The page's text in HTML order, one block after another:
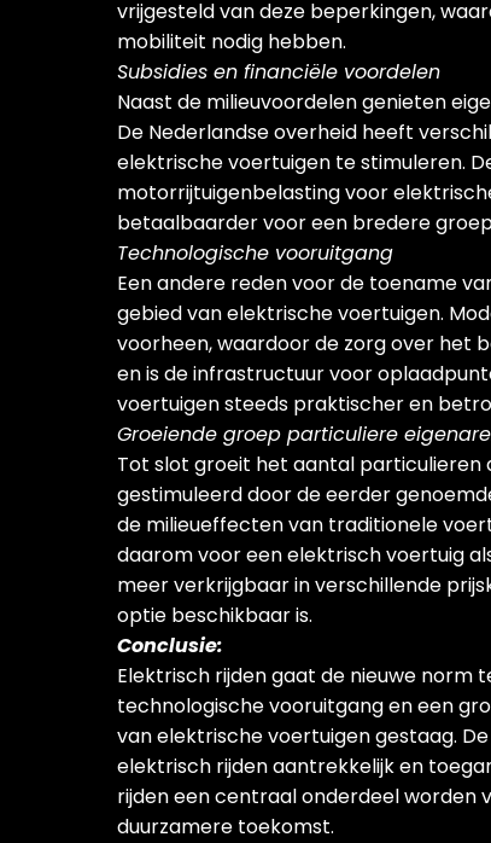
vrijgesteld van deze beperkingen,
mobiliteit nodig hebben.
Subsidies en financiële voordelen
Naast de milieuvoordelen genieten
De Nederlandse overheid heeft
elektrische voertuigen te stimuleren.
motorrijtuigenbelasting voor
betaalbaarder voor een bredere
Technologische vooruitgang
Een andere reden voor de toename
gebied van elektrische voertuigen.
voorheen, waardoor de zorg over het
en is de infrastructuur voor
voertuigen steeds praktischer en
Groeiende groep particuliere
Tot slot groeit het aantal
gestimuleerd door de eerder
de milieueffecten van traditionele
daarom voor een elektrisch voertuig
meer verkrijgbaar in verschillende
optie beschikbaar is.
Conclusie:
Elektrisch rijden gaat de nieuwe norm
technologische vooruitgang en een
van elektrische voertuigen gestaag.
elektrisch rijden aantrekkelijk en
rijden een centraal onderdeel worden
duurzamere toekomst.